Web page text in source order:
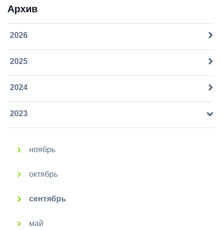
Архив
2026
2025
2024
2023
ноябрь
октябрь
сентябрь
май